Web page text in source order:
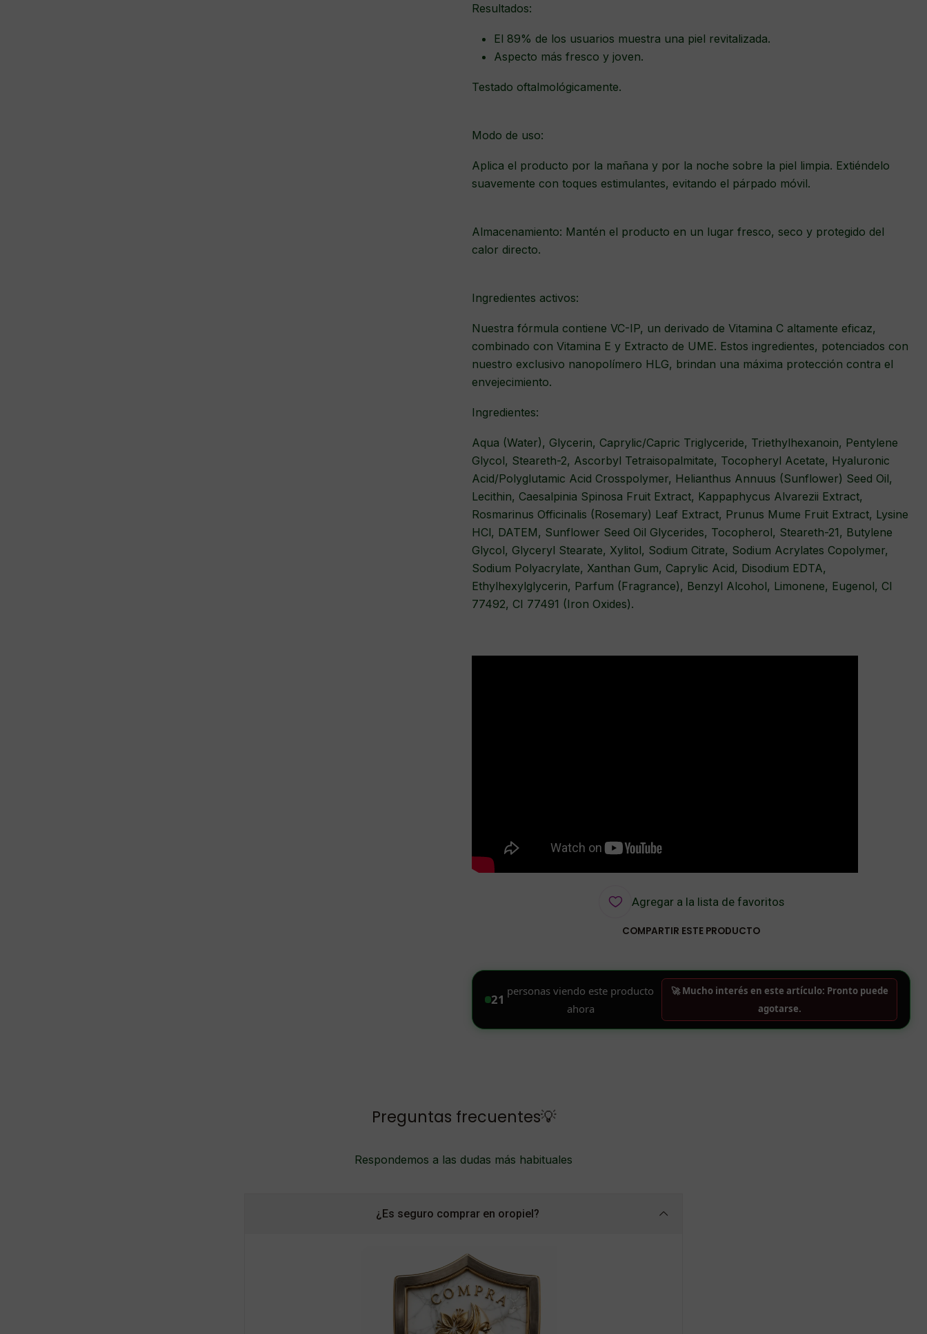
Resultados:
El 89% de los usuarios muestra una piel revitalizada.
Aspecto más fresco y joven.
Testado oftalmológicamente.
Modo de uso:
Aplica el producto por la mañana y por la noche sobre la piel limpia. Extiéndelo
suavemente con toques estimulantes, evitando el párpado móvil.
Almacenamiento: Mantén el producto en un lugar fresco, seco y protegido del
calor directo.
Ingredientes activos:
Nuestra fórmula contiene VC-IP, un derivado de Vitamina C altamente eficaz,
combinado con Vitamina E y Extracto de UME. Estos ingredientes, potenciados con
nuestro exclusivo nanopolímero HLG, brindan una máxima protección contra el
envejecimiento.
Ingredientes:
Aqua (Water), Glycerin, Caprylic/Capric Triglyceride, Triethylhexanoin, Pentylene
Glycol, Steareth-2, Ascorbyl Tetraisopalmitate, Tocopheryl Acetate, Hyaluronic
Acid/Polyglutamic Acid Crosspolymer, Helianthus Annuus (Sunflower) Seed Oil,
Lecithin, Caesalpinia Spinosa Fruit Extract, Kappaphycus Alvarezii Extract,
Rosmarinus Officinalis (Rosemary) Leaf Extract, Prunus Mume Fruit Extract, Lysine
HCl, DATEM, Sunflower Seed Oil Glycerides, Tocopherol, Steareth-21, Butylene
Glycol, Glyceryl Stearate, Xylitol, Sodium Citrate, Sodium Acrylates Copolymer,
Sodium Polyacrylate, Xanthan Gum, Caprylic Acid, Disodium EDTA,
Ethylhexylglycerin, Parfum (Fragrance), Benzyl Alcohol, Limonene, Eugenol, CI
77492, CI 77491 (Iron Oxides).
Agregar a la lista de favoritos
COMPARTIR ESTE PRODUCTO
Preguntas frecuentes💡
Respondemos a las dudas más habituales
¿Es seguro comprar en oropiel?